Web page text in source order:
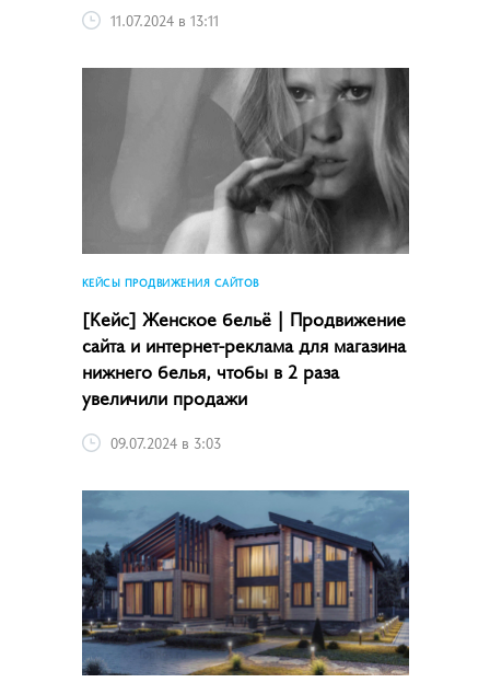
11.07.2024 в 13:11
КЕЙСЫ ПРОДВИЖЕНИЯ САЙТОВ
[Кейс] Женское бельё | Продвижение
сайта и интернет-реклама для магазина
нижнего белья, чтобы в 2 раза
увеличили продажи
09.07.2024 в 3:03